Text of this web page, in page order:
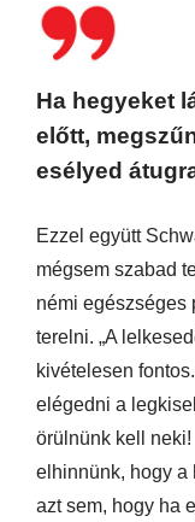
Ha hegyeket
előtt,
esélyed
Ezzel együtt
mégsem szabad
némi egészséges
terelni. „A
kivételesen
elégedni a
örülnünk kell
elhinnünk, hogy a
azt sem, hogy ha